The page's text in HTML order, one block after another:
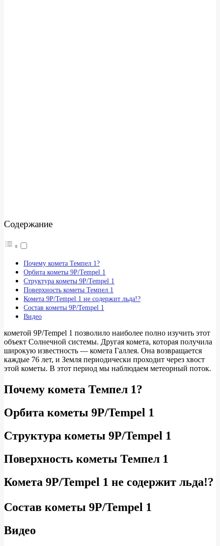
Содержание
Почему комета Темпел 1?
Орбита кометы 9P/Tempel 1
Структура кометы 9P/Tempel 1
Поверхность кометы Темпел 1
Комета 9P/Tempel 1 не содержит льда!?
Состав кометы 9P/Tempel 1
Видео
кометой 9P/Tempel 1 позволило наиболее полно изучить этот
объект Солнечной системы. Другая комета, которая получила
широкую известность — комета Галлея. Она возвращается
каждые 76 лет, и Земля периодически проходит через хвост
этой кометы. В этот период мы наблюдаем метеорный поток.
Почему комета Темпел 1?
Орбита кометы 9P/Tempel 1
Структура кометы 9P/Tempel 1
Поверхность кометы Темпел 1
Комета 9P/Tempel 1 не содержит льда!?
Состав кометы 9P/Tempel 1
Видео